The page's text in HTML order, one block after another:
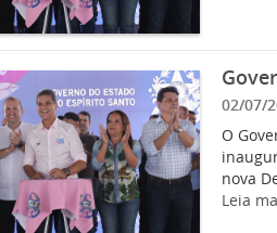
02/07/
O
nova
Leia